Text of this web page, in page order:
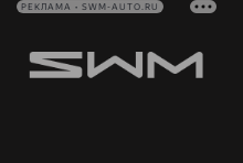
РЕКЛАМА • SWM-AUTO.RU